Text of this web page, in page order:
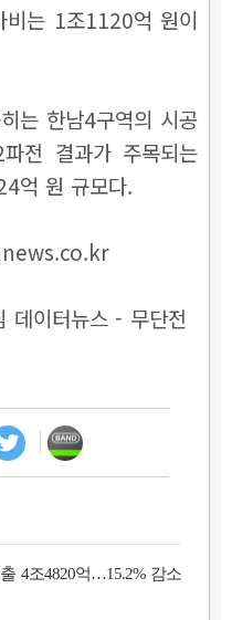
비는 1조1120억 원이
는 한남4구역의 시공
전 결과가 주목되는
억 원 규모다.
이터뉴스 - 무단전
4조4820억…15.2% 감소